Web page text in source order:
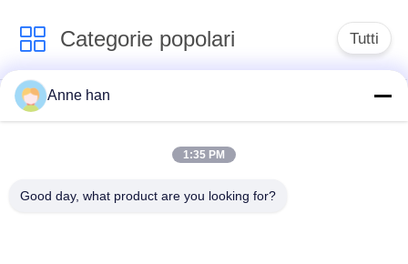
Categorie popolari Tutti
Connettore circolare
impermeabile di
bassa tensione
Connettore
Supporto della
Anne han
1:35 PM
Good day, what product are you looking for?